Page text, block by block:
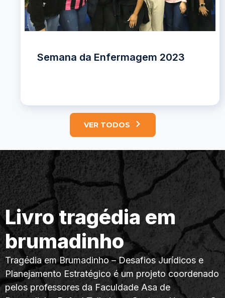
Semana da Enfermagem 2023
VER TODOS
Revista asa-palavra
A revista Asa-Palavra é um periódico acadêmico
publicado pela Faculdade Asa de Brumadinho
desde 2004, com periodicidade semestral, aberto à
comunidade acadêmica interna e externa à
instituição. Durante 15 anos foi publicada em